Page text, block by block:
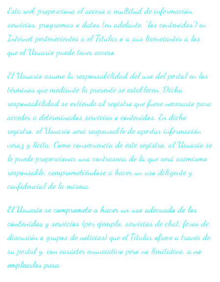
Esta web proporciona el acceso a multitud de información,
servicios, programas o datos (en adelante, “los contenidos”) en
Internet pertenecientes a el Titular o a sus licenciantes a los
que el Usuario puede tener acceso.
El Usuario asume la responsabilidad del uso del portal en los
términos que mediante la presente se establecen. Dicha
responsabilidad se extiende al registro que fuese necesario para
acceder a determinados servicios o contenidos. En dicho
registro, el Usuario será responsable de aportar información
veraz y lícita. Como consecuencia de este registro, al Usuario se
le puede proporcionar una contraseña de la que será asimismo
responsable, comprometiéndose a hacer un uso diligente y
confidencial de la misma.
El Usuario se compromete a hacer un uso adecuado de los
contenidos y servicios (por ejemplo, servicios de chat, foros de
discusión o grupos de noticias) que el Titular ofrece a través de
su portal y, con carácter enunciativo pero no limitativo,a no
emplearlos para: